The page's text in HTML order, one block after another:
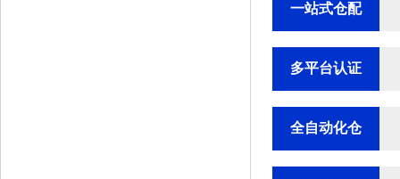
一站式仓配
多平台认证
全自动化仓